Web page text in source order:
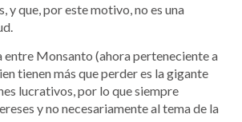
y que, por este motivo, no es una
entre Monsanto (ahora perteneciente a
tienen más que perder es la gigante
lucrativos, por lo que siempre
y no necesariamente al tema de la